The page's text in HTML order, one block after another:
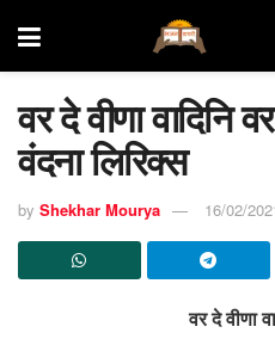
वर दे वीणा वादिनि
वंदना लिरिक्स
by Shekhar Mourya 16/02/
वर दे वीणा